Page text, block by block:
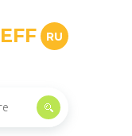
RU